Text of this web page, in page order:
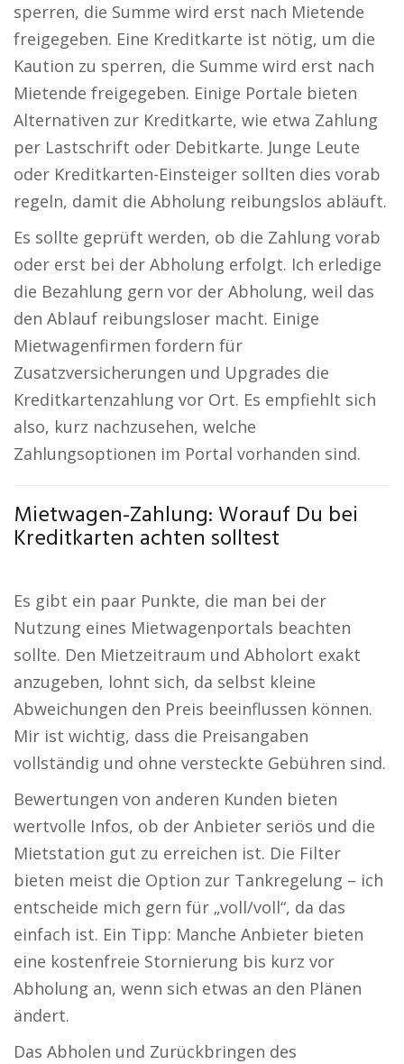
sperren, die Summe wird erst nach Mietende
freigegeben. Eine Kreditkarte ist nötig, um die
Kaution zu sperren, die Summe wird erst nach
Mietende freigegeben. Einige Portale bieten
Alternativen zur Kreditkarte, wie etwa Zahlung
per Lastschrift oder Debitkarte. Junge Leute
oder Kreditkarten-Einsteiger sollten dies vorab
regeln, damit die Abholung reibungslos abläuft.
Es sollte geprüft werden, ob die Zahlung vorab
oder erst bei der Abholung erfolgt. Ich erledige
die Bezahlung gern vor der Abholung, weil das
den Ablauf reibungsloser macht. Einige
Mietwagenfirmen fordern für
Zusatzversicherungen und Upgrades die
Kreditkartenzahlung vor Ort. Es empfiehlt sich
also, kurz nachzusehen, welche
Zahlungsoptionen im Portal vorhanden sind.
Mietwagen-Zahlung: Worauf Du bei
Kreditkarten achten solltest
Es gibt ein paar Punkte, die man bei der
Nutzung eines Mietwagenportals beachten
sollte. Den Mietzeitraum und Abholort exakt
anzugeben, lohnt sich, da selbst kleine
Abweichungen den Preis beeinflussen können.
Mir ist wichtig, dass die Preisangaben
vollständig und ohne versteckte Gebühren sind.
Bewertungen von anderen Kunden bieten
wertvolle Infos, ob der Anbieter seriös und die
Mietstation gut zu erreichen ist. Die Filter
bieten meist die Option zur Tankregelung – ich
entscheide mich gern für „voll/voll“, da das
einfach ist. Ein Tipp: Manche Anbieter bieten
eine kostenfreie Stornierung bis kurz vor
Abholung an, wenn sich etwas an den Plänen
ändert.
Das Abholen und Zurückbringen des